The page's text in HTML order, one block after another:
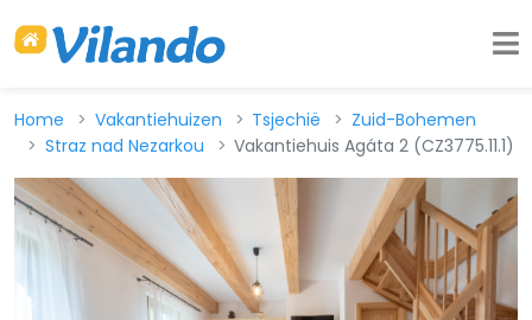
Home Vakantiehuizen Tsjechië
Zuid-Bohemen
Straz nad Nezarkou
Vakantiehuis Agáta 2 (CZ3775.11.1)